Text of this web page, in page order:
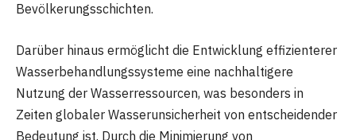
Bevölkerungsschichten.
Darüber hinaus ermöglicht die Entwicklung effizienterer
Wasserbehandlungssysteme eine nachhaltigere
Nutzung der Wasserressourcen, was besonders in
Zeiten globaler Wasserunsicherheit von entscheidender
Bedeutung ist. Durch die Minimierung von